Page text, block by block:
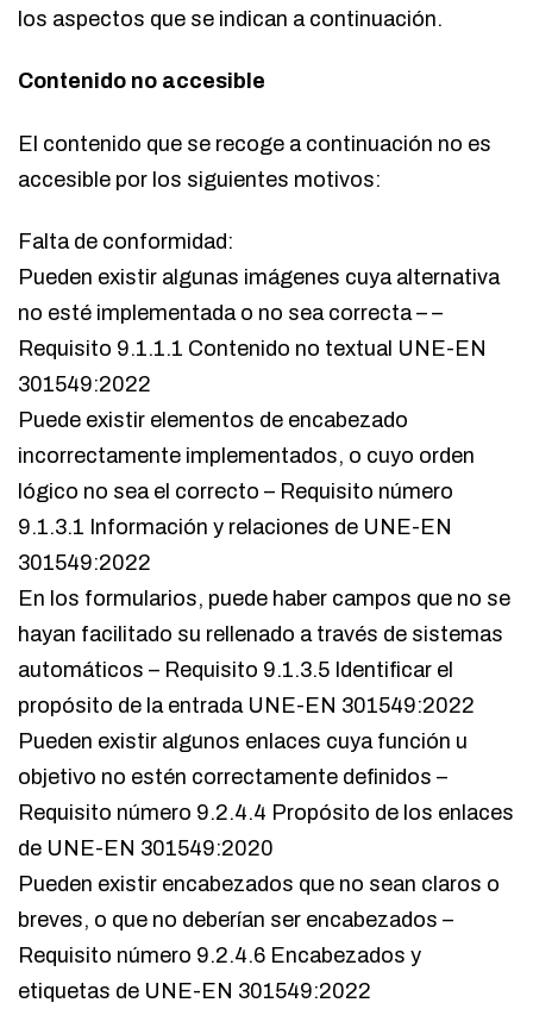
los aspectos que se indican a continuación.
Contenido no accesible
El contenido que se recoge a continuación no es
accesible por los siguientes motivos:
Falta de conformidad:
Pueden existir algunas imágenes cuya alternativa
no esté implementada o no sea correcta – –
Requisito 9.1.1.1 Contenido no textual UNE-EN
301549:2022
Puede existir elementos de encabezado
incorrectamente implementados, o cuyo orden
lógico no sea el correcto – Requisito número
9.1.3.1 Información y relaciones de UNE-EN
301549:2022
En los formularios, puede haber campos que no se
hayan facilitado su rellenado a través de sistemas
automáticos – Requisito 9.1.3.5 Identificar el
propósito de la entrada UNE-EN 301549:2022
Pueden existir algunos enlaces cuya función u
objetivo no estén correctamente definidos –
Requisito número 9.2.4.4 Propósito de los enlaces
de UNE-EN 301549:2020
Pueden existir encabezados que no sean claros o
breves, o que no deberían ser encabezados –
Requisito número 9.2.4.6 Encabezados y
etiquetas de UNE-EN 301549:2022